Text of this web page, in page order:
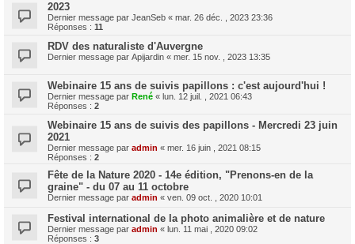
2023
Dernier message par JeanSeb « mar. 26 déc. , 2023 23:36
Réponses : 11
RDV des naturaliste d'Auvergne
Dernier message par Apijardin « mer. 15 nov. , 2023 13:35
Webinaire 15 ans de suivis papillons : c'est aujourd'hui !
Dernier message par René « lun. 12 juil. , 2021 06:43
Réponses : 2
Webinaire 15 ans de suivis des papillons - Mercredi 23 juin
2021
Dernier message par admin « mer. 16 juin , 2021 08:15
Réponses : 2
Fête de la Nature 2020 - 14e édition, "Prenons-en de la
graine" - du 07 au 11 octobre
Dernier message par admin « ven. 09 oct. , 2020 10:01
Festival international de la photo animalière et de nature
Dernier message par admin « lun. 11 mai , 2020 09:02
Réponses : 3